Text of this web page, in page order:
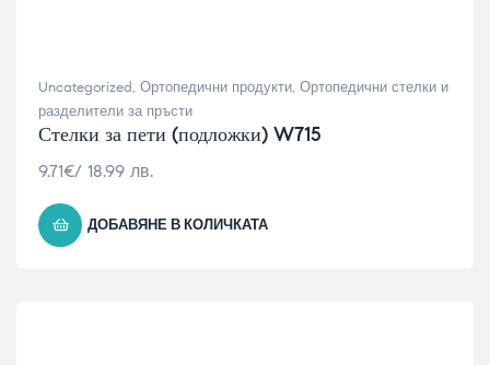
Uncategorized, Ортопедични продукти, Ортопедични стелки и
разделители за пръсти
Стелки за пети (подложки) W715
9.71€/ 18.99 лв.
ДОБАВЯНЕ В КОЛИЧКАТА